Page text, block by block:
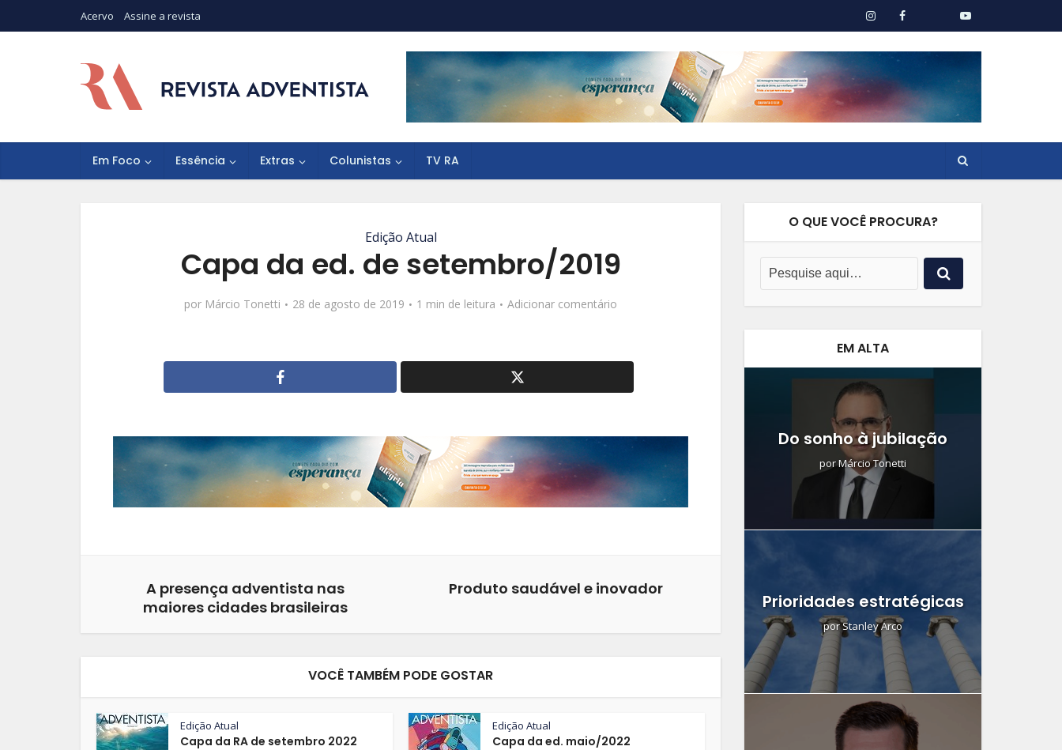
Acervo Assine a revista
Em Foco Essência Extras Colunistas TV RA
Edição Atual
Capa da ed. de setembro/2019
por Márcio Tonetti 28 de agosto de 2019 1 min de leitura Adicionar comentário
A presença adventista nas
maiores cidades brasileiras
Produto saudável e inovador
VOCÊ TAMBÉM PODE GOSTAR
Edição Atual
Capa da RA de setembro 2022
Edição Atual
Capa da ed. maio/2022
O QUE VOCÊ PROCURA?
EM ALTA
Do sonho à jubilação
porMárcio Tonetti
Prioridades estratégicas
porStanley Arco